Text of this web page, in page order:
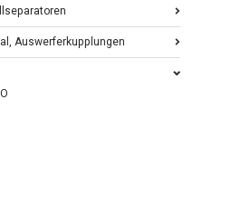
Auswerferkupplungen